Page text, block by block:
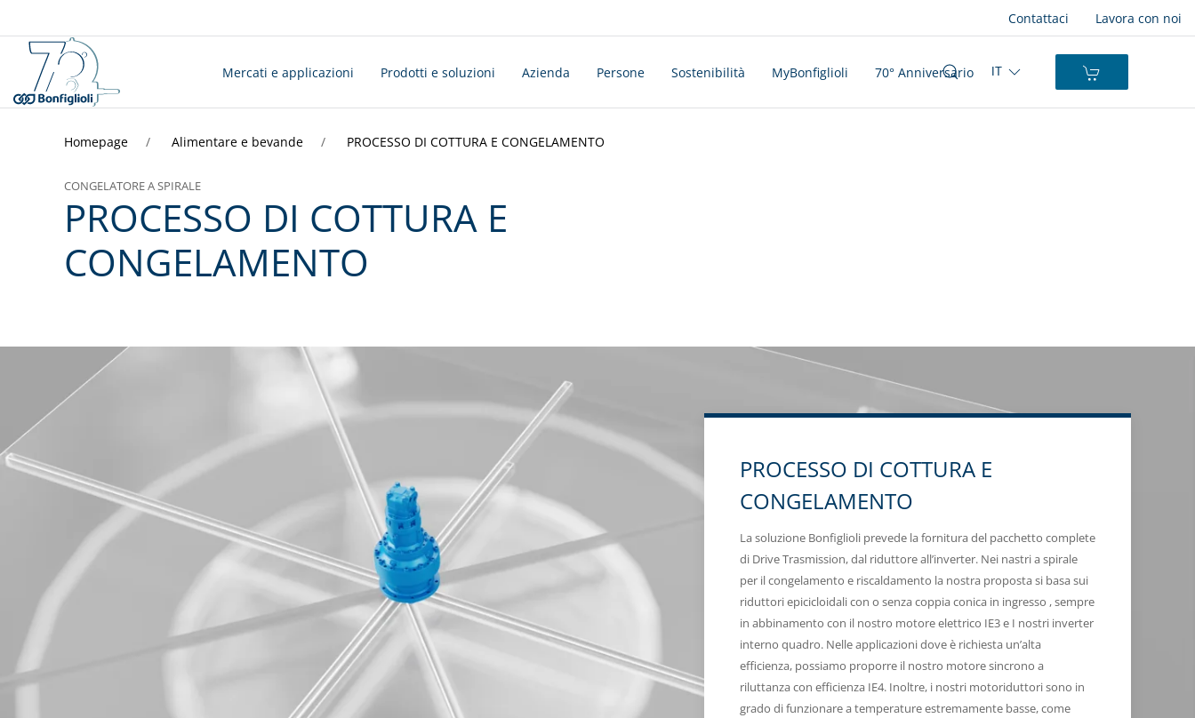
Contattaci Lavora con noi
Mercati e applicazioni Prodotti e soluzioni Azienda Persone Sostenibilità MyBonfiglioli 70° Anniversario IT
Homepage Alimentare e bevande PROCESSO DI COTTURA E CONGELAMENTO
CONGELATORE A SPIRALE
PROCESSO DI COTTURA E
CONGELAMENTO
PROCESSO DI COTTURA E
CONGELAMENTO
La soluzione Bonfiglioli prevede la fornitura del pacchetto complete
di Drive Trasmission, dal riduttore all’inverter. Nei nastri a spirale
per il congelamento e riscaldamento la nostra proposta si basa sui
riduttori epicicloidali con o senza coppia conica in ingresso , sempre
in abbinamento con il nostro motore elettrico IE3 e I nostri inverter
interno quadro. Nelle applicazioni dove è richiesta un’alta
efficienza, possiamo proporre il nostro motore sincrono a
riluttanza con efficienza IE4. Inoltre, i nostri motoriduttori sono in
grado di funzionare a temperature estremamente basse, come